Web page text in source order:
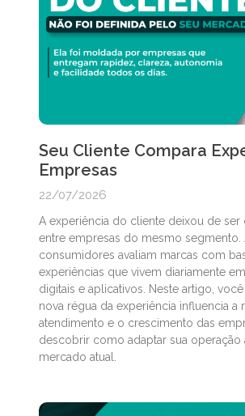
Seu Cliente Compara
Empresas
22/07/2026
A experiência do cliente deixou de ser
entre empresas do mesmo segmento.
consumidores avaliam marcas com
experiências que vivem diariamente
digitais e aplicativos. Neste artigo,
nova régua da experiência influencia a
atendimento e o crescimento das
descobrir como adaptar sua operação
mercado atual.